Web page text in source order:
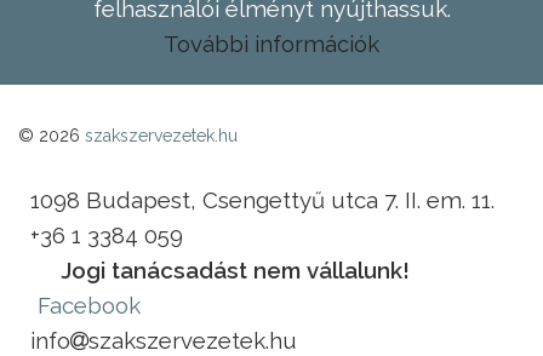
felhasználói élményt nyújthassuk.
További információk
© 2026 szakszervezetek.hu
1098 Budapest, Csengettyű utca 7. II. em. 11.
+36 1 3384 059
Jogi tanácsadást nem vállalunk!
Facebook
info
szakszervezetek.hu